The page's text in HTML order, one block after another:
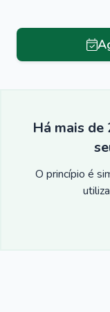
Há mais
O princípio é